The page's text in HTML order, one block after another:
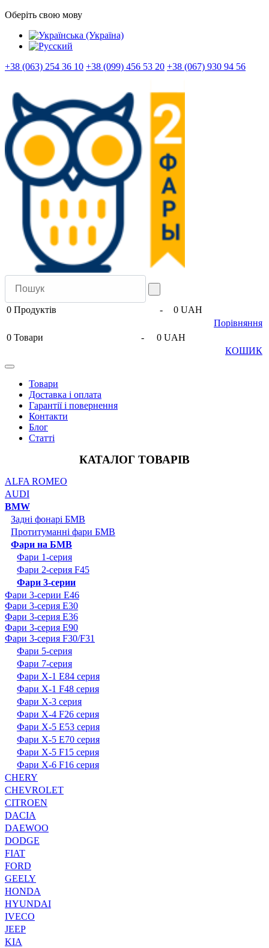
Оберіть свою мову
+38 (063) 254 36 10 +38 (099) 456 53 20 +38 (067) 930 94 56
0 Продуктів -
0 UAH
Порівняння
0 Товари -
0 UAH
КОШИК
Товари
Доставка і оплата
Гарантії і повернення
Контакти
Блог
Статті
КАТАЛОГ ТОВАРІВ
ALFA ROMEO
AUDI
BMW
Задні фонарі БМВ
Протитуманні фари БМВ
Фари на БМВ
Фари 1-серия
Фари 2-серия F45
Фари 3-серии
Фари 3-серии E46
Фари 3-серия E30
Фари 3-серия E36
Фари 3-серия E90
Фари 3-серия F30/F31
Фари 5-серия
Фари 7-серия
Фари X-1 E84 серия
Фари X-1 F48 серия
Фари X-3 серия
Фари X-4 F26 серия
Фари X-5 E53 серия
Фари X-5 E70 серия
Фари X-5 F15 серия
Фари X-6 F16 серия
CHERY
CHEVROLET
CITROEN
DACIA
DAEWOO
DODGE
FIAT
FORD
GEELY
HONDA
HYUNDAI
IVECO
JEEP
KIA